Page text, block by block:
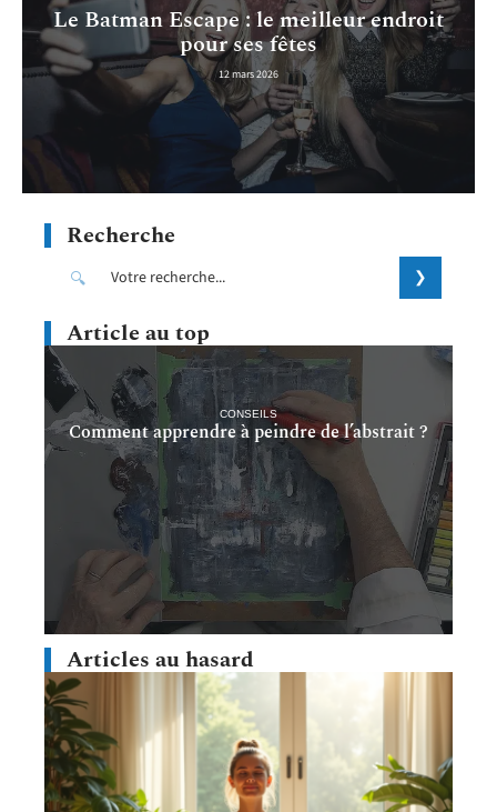
Le Batman Escape : le meilleur endroit
pour ses fêtes
12 mars 2026
Recherche
Article au top
CONSEILS
Comment apprendre à peindre de l’abstrait ?
Articles au hasard